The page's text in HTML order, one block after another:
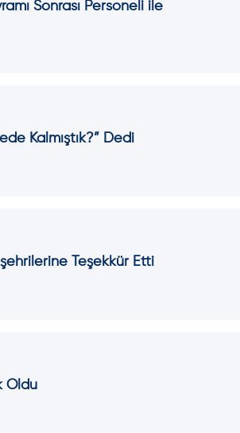
Sonrası Personeli ile
Kalmıştık?” Dedi
Teşekkür Etti
Oldu